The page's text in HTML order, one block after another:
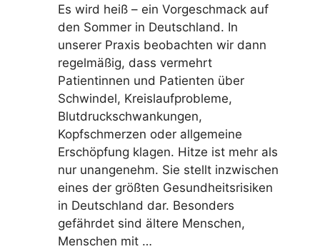
Es wird heiß – ein Vorgeschmack auf
den Sommer in Deutschland. In
unserer Praxis beobachten wir dann
regelmäßig, dass vermehrt
Patientinnen und Patienten über
Schwindel, Kreislaufprobleme,
Blutdruckschwankungen,
Kopfschmerzen oder allgemeine
Erschöpfung klagen. Hitze ist mehr als
nur unangenehm. Sie stellt inzwischen
eines der größten Gesundheitsrisiken
in Deutschland dar. Besonders
gefährdet sind ältere Menschen,
Menschen mit …